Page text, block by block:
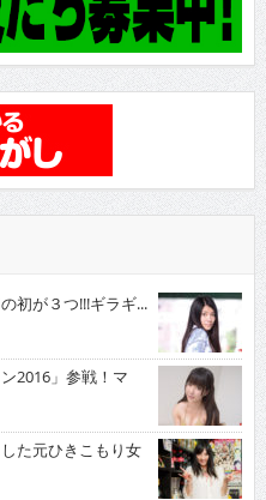
初が３つ!!!ギラギ...
2016」参戦！マ
た元ひきこもり女